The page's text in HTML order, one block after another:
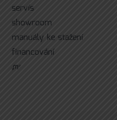
servís
showroom
manuály ke stažení
financování
ᘻᵉ